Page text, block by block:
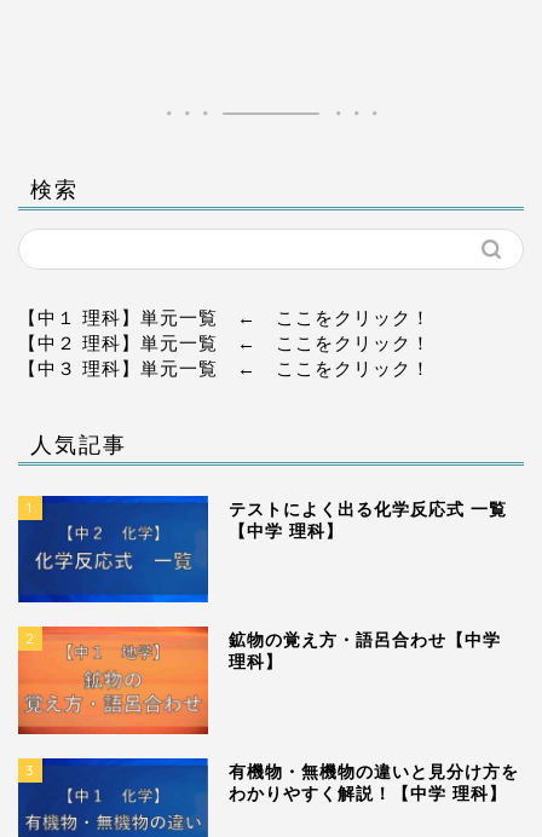
検索
【中１ 理科】単元一覧 ← ここをクリック！
【中２ 理科】単元一覧 ← ここをクリック！
【中３ 理科】単元一覧 ← ここをクリック！
人気記事
1
テストによく出る化学反応式 一覧
【中学 理科】
2
鉱物の覚え方・語呂合わせ【中学
理科】
3
有機物・無機物の違いと見分け方を
わかりやすく解説！【中学 理科】